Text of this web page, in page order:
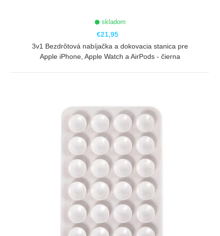
skladom
€21,95
3v1 Bezdrôtová nabíjačka a dokovacia stanica pre
Apple iPhone, Apple Watch a AirPods - čierna